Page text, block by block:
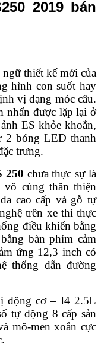
2019 bán
thiết kế mới của
hình con suốt hay
vị dạng móc câu.
nhấn được lặp lại ở
ES khỏe khoắn,
2 bóng LED thanh
trưng.
250 chưa thực sự là
cùng thân thiện
cao cấp và gỗ tự
trên xe thì thực
điều khiển bằng
bàn phím cảm
ứng 12,3 inch có
thống dẫn đường
động cơ – I4 2.5L
tự động 8 cấp sản
mô-men xoắn cực